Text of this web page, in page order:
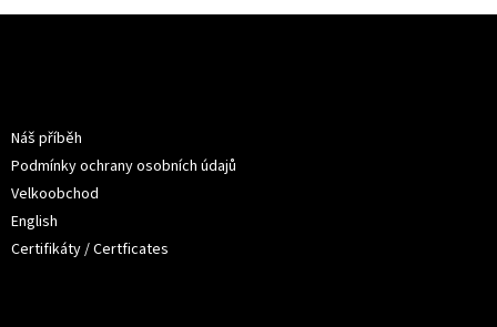
Náš příběh
Podmínky ochrany osobních údajů
Velkoobchod
English
Certifikáty / Certficates